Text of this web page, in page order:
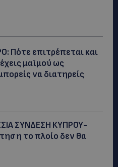
Πότε επιτρέπεται και
μαϊμού ως
να διατηρείς
ΣΥΝΔΕΣΗ ΚΥΠΡΟΥ-
το πλοίο δεν θα